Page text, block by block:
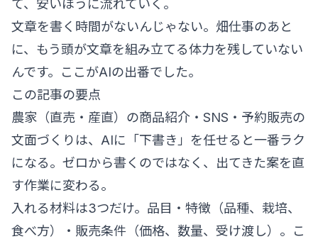
て、安いほうに流れていく。
文章を書く時間がないんじゃない。畑仕事のあと
に、もう頭が文章を組み立てる体力を残していない
んです。ここがAIの出番でした。
この記事の要点
農家（直売・産直）の商品紹介・SNS・予約販売の
文面づくりは、AIに「下書き」を任せると一番ラク
になる。ゼロから書くのではなく、出てきた案を直
す作業に変わる。
入れる材料は3つだけ。品目・特徴（品種、栽培、
食べ方）・販売条件（価格、数量、受け渡し）。こ